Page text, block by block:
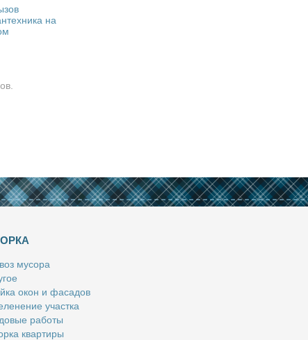
на
му­со­ра
окон и фа­са­дов
участ­ка
ра­бо­ты
квар­ти­ры